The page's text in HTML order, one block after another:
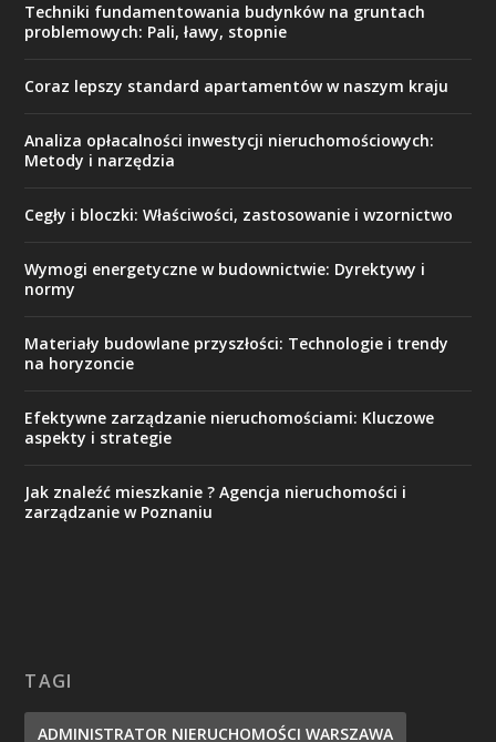
Techniki fundamentowania budynków na gruntach
problemowych: Pali, ławy, stopnie
Coraz lepszy standard apartamentów w naszym kraju
Analiza opłacalności inwestycji nieruchomościowych:
Metody i narzędzia
Cegły i bloczki: Właściwości, zastosowanie i wzornictwo
Wymogi energetyczne w budownictwie: Dyrektywy i
normy
Materiały budowlane przyszłości: Technologie i trendy
na horyzoncie
Efektywne zarządzanie nieruchomościami: Kluczowe
aspekty i strategie
Jak znaleźć mieszkanie ? Agencja nieruchomości i
zarządzanie w Poznaniu
TAGI
ADMINISTRATOR NIERUCHOMOŚCI WARSZAWA